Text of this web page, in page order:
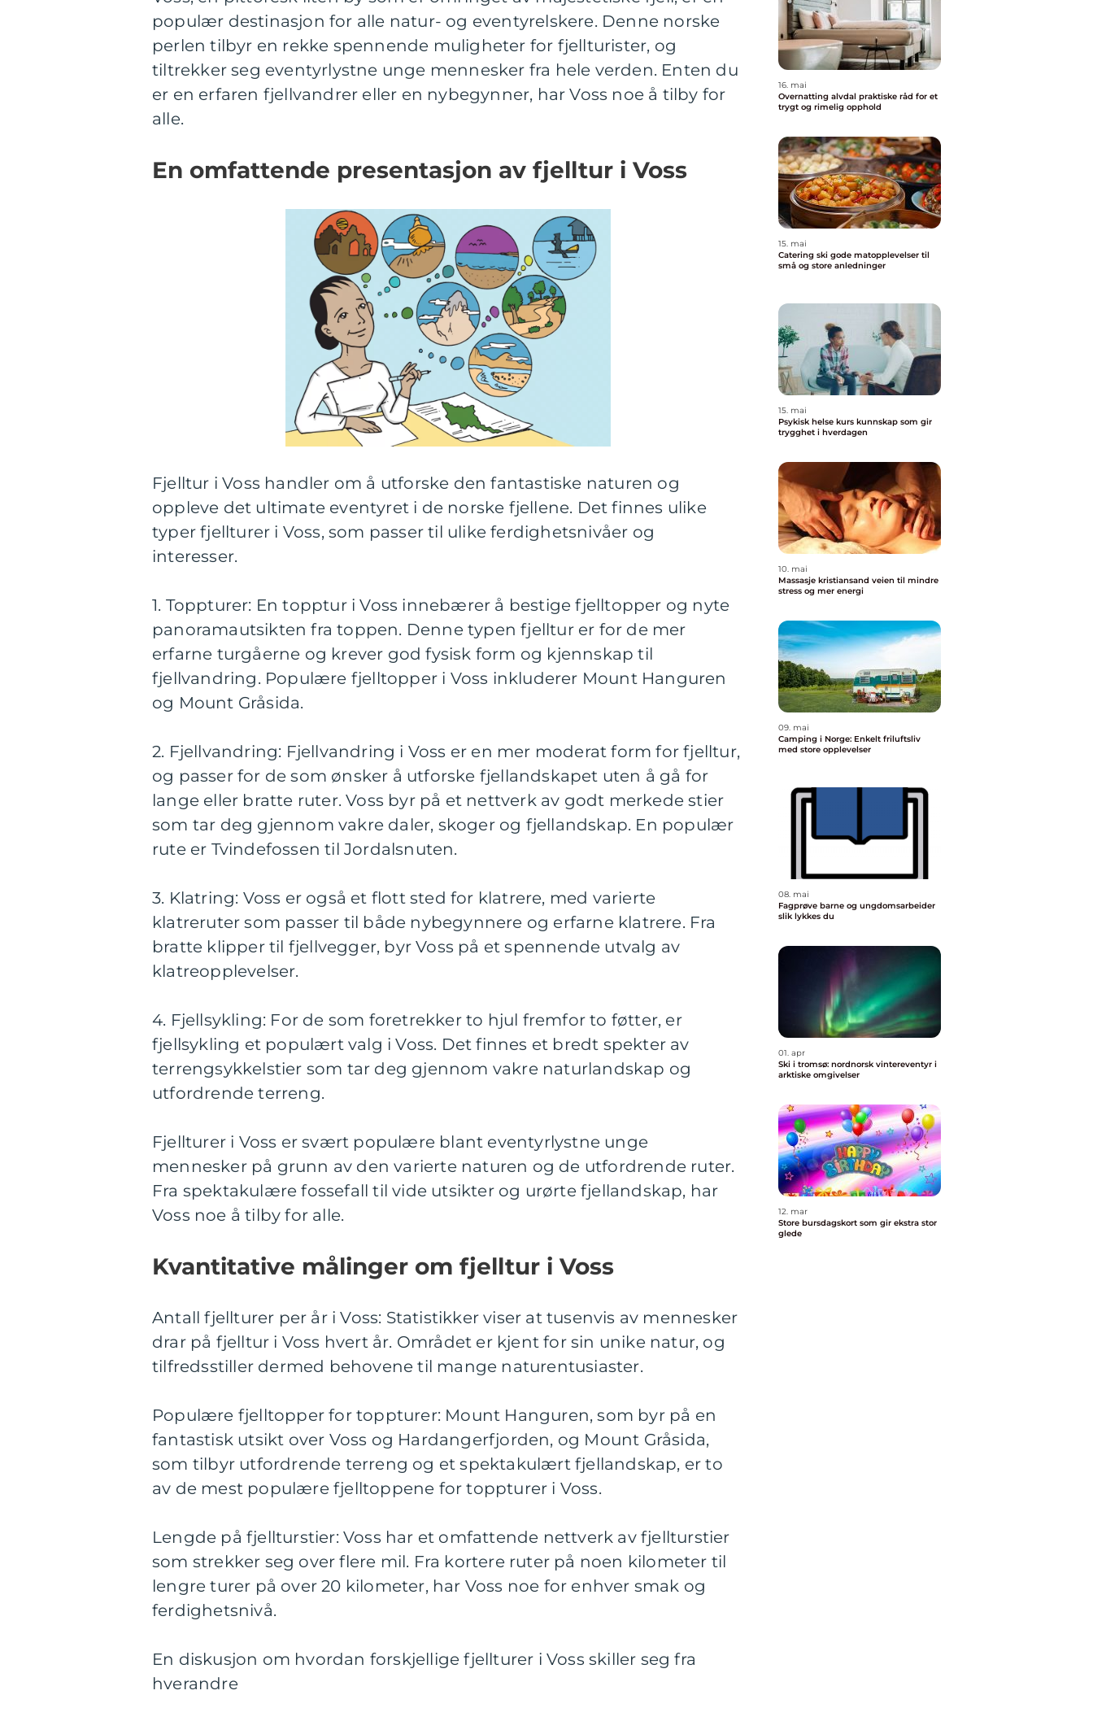
populær destinasjon for alle natur- og eventyrelskere. Denne norske
perlen tilbyr en rekke spennende muligheter for fjellturister, og
tiltrekker seg eventyrlystne unge mennesker fra hele verden. Enten du
er en erfaren fjellvandrer eller en nybegynner, har Voss noe å tilby for
alle.
En omfattende presentasjon av fjelltur i Voss
Fjelltur i Voss handler om å utforske den fantastiske naturen og
oppleve det ultimate eventyret i de norske fjellene. Det finnes ulike
typer fjellturer i Voss, som passer til ulike ferdighetsnivåer og
interesser.
1. Toppturer: En topptur i Voss innebærer å bestige fjelltopper og nyte
panoramautsikten fra toppen. Denne typen fjelltur er for de mer
erfarne turgåerne og krever god fysisk form og kjennskap til
fjellvandring. Populære fjelltopper i Voss inkluderer Mount Hanguren
og Mount Gråsida.
2. Fjellvandring: Fjellvandring i Voss er en mer moderat form for fjelltur,
og passer for de som ønsker å utforske fjellandskapet uten å gå for
lange eller bratte ruter. Voss byr på et nettverk av godt merkede stier
som tar deg gjennom vakre daler, skoger og fjellandskap. En populær
rute er Tvindefossen til Jordalsnuten.
3. Klatring: Voss er også et flott sted for klatrere, med varierte
klatreruter som passer til både nybegynnere og erfarne klatrere. Fra
bratte klipper til fjellvegger, byr Voss på et spennende utvalg av
klatreopplevelser.
4. Fjellsykling: For de som foretrekker to hjul fremfor to føtter, er
fjellsykling et populært valg i Voss. Det finnes et bredt spekter av
terrengsykkelstier som tar deg gjennom vakre naturlandskap og
utfordrende terreng.
Fjellturer i Voss er svært populære blant eventyrlystne unge
mennesker på grunn av den varierte naturen og de utfordrende ruter.
Fra spektakulære fossefall til vide utsikter og urørte fjellandskap, har
Voss noe å tilby for alle.
Kvantitative målinger om fjelltur i Voss
Antall fjellturer per år i Voss: Statistikker viser at tusenvis av mennesker
drar på fjelltur i Voss hvert år. Området er kjent for sin unike natur, og
tilfredsstiller dermed behovene til mange naturentusiaster.
Populære fjelltopper for toppturer: Mount Hanguren, som byr på en
fantastisk utsikt over Voss og Hardangerfjorden, og Mount Gråsida,
som tilbyr utfordrende terreng og et spektakulært fjellandskap, er to
av de mest populære fjelltoppene for toppturer i Voss.
Lengde på fjellturstier: Voss har et omfattende nettverk av fjellturstier
som strekker seg over flere mil. Fra kortere ruter på noen kilometer til
lengre turer på over 20 kilometer, har Voss noe for enhver smak og
ferdighetsnivå.
En diskusjon om hvordan forskjellige fjellturer i Voss skiller seg fra
hverandre
16. mai
Overnatting alvdal praktiske råd for et
trygt og rimelig opphold
15. mai
Catering ski gode matopplevelser til
små og store anledninger
15. mai
Psykisk helse kurs kunnskap som gir
trygghet i hverdagen
10. mai
Massasje kristiansand veien til mindre
stress og mer energi
09. mai
Camping i Norge: Enkelt friluftsliv
med store opplevelser
08. mai
Fagprøve barne og ungdomsarbeider
slik lykkes du
01. apr
Ski i tromsø: nordnorsk vintereventyr i
arktiske omgivelser
12. mar
Store bursdagskort som gir ekstra stor
glede